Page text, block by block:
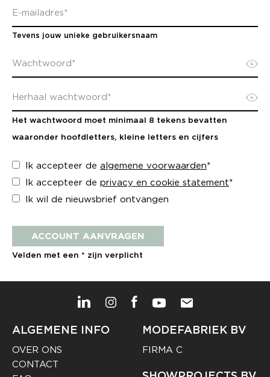
Tevens jouw unieke gebruikersnaam
Het wachtwoord moet minimaal 8 tekens bevatten
waaronder hoofdletters, kleine letters en cijfers
Ik accepteer de algemene voorwaarden*
Ik accepteer de privacy en cookie statement*
Ik wil de nieuwsbrief ontvangen
ACCOUNT AANVRAGEN
Velden met een * zijn verplicht
ALGEMENE INFO
OVER ONS
CONTACT
MODEFABRIEK BV
FIRMA C